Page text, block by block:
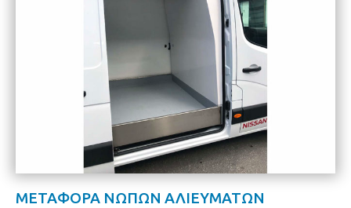
ΜΕΤΑΦΟΡΑ ΝΩΠΩΝ ΑΛΙΕΥΜΑΤΩΝ